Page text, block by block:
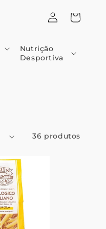
Nutrição
Desportiva
Iniciar
sessão
Carrinho
36 produtos